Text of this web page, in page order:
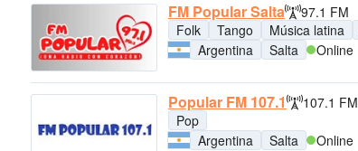
FM Popular Salta
97.1 FM
Folk
Tango Música latina
Argentina
Salta Online
Popular FM 107.1
107.1 FM
Pop
Argentina
Salta Online